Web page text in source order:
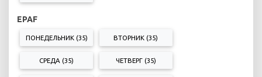
EPAF
ПОНЕДЕЛЬНИК (35) ВТОРНИК (35)
СРЕДА (35) ЧЕТВЕРГ (35)